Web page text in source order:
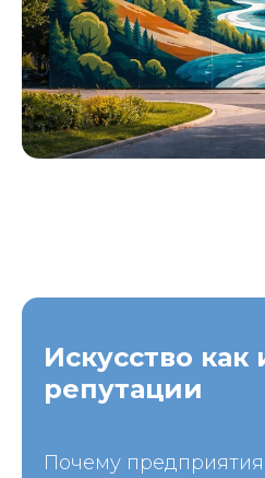
Искусство
репутации
Почему